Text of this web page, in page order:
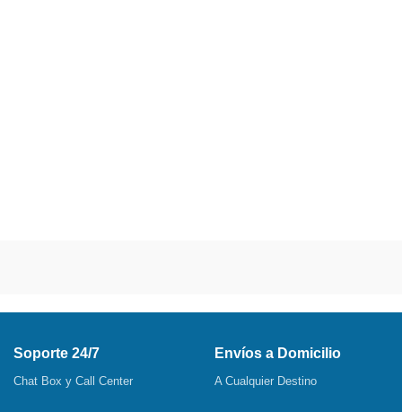
Soporte 24/7
Chat Box y Call Center
Envíos a Domicilio
A Cualquier Destino